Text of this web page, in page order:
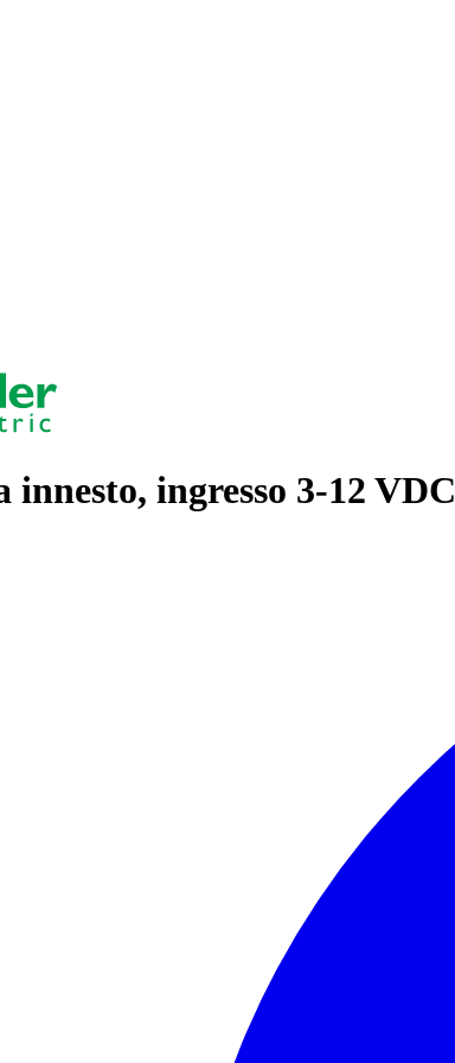
innesto, ingresso 3-12